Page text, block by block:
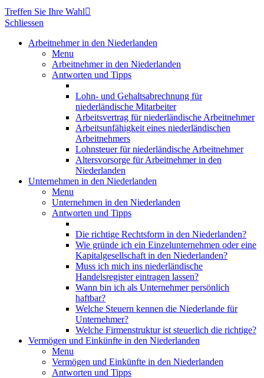
Treffen Sie Ihre Wahl
Schliessen
Arbeitnehmer in den Niederlanden
Menu
Arbeitnehmer in den Niederlanden
Antworten und Tipps
Lohn- und Gehaltsabrechnung für
niederländische Mitarbeiter
Arbeitsvertrag für niederländische Arbeitnehmer
Arbeitsunfähigkeit eines niederländischen
Arbeitnehmers
Lohnsteuer für niederländische Arbeitnehmer
Altersvorsorge für Arbeitnehmer in den
Niederlanden
Unternehmen in den Niederlanden
Menu
Unternehmen in den Niederlanden
Antworten und Tipps
Die richtige Rechtsform in den Niederlanden?
Wie gründe ich ein Einzelunternehmen oder eine
Kapitalgesellschaft in den Niederlanden?
Muss ich mich ins niederländische
Handelsregister eintragen lassen?
Wann bin ich als Unternehmer persönlich
haftbar?
Welche Steuern kennen die Niederlande für
Unternehmer?
Welche Firmenstruktur ist steuerlich die richtige?
Vermögen und Einkünfte in den Niederlanden
Menu
Vermögen und Einkünfte in den Niederlanden
Antworten und Tipps